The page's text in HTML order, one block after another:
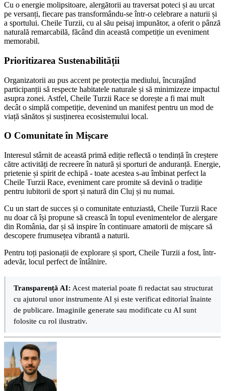
Cu o energie molipsitoare, alergătorii au traversat poteci și au urcat
pe versanți, fiecare pas transformându-se într-o celebrare a naturii și
a sportului. Cheile Turzii, cu al său peisaj impunător, a oferit o pânză
naturală remarcabilă, făcând din această competiție un eveniment
memorabil.
Prioritizarea Sustenabilității
Organizatorii au pus accent pe protecția mediului, încurajând
participanții să respecte habitatele naturale și să minimizeze impactul
asupra zonei. Astfel, Cheile Turzii Race se dorește a fi mai mult
decât o simplă competiție, devenind un manifest pentru un mod de
viață sănătos și susținerea ecosistemului local.
O Comunitate în Mișcare
Interesul stârnit de această primă ediție reflectă o tendință în creștere
către activități de recreere în natură și sporturi de anduranță. Energie,
prietenie și spirit de echipă - toate acestea s-au îmbinat perfect la
Cheile Turzii Race, eveniment care promite să devină o tradiție
pentru iubitorii de sport și natură din Cluj și nu numai.
Cu un start de succes și o comunitate entuziastă, Cheile Turzii Race
nu doar că își propune să crească în topul evenimentelor de alergare
din România, dar și să inspire în continuare amatorii de mișcare să
descopere frumusețea vibrantă a naturii.
Pentru toți pasionații de explorare și sport, Cheile Turzii a fost, într-
adevăr, locul perfect de întâlnire.
Transparență AI: Acest material poate fi redactat sau structurat
cu ajutorul unor instrumente AI și este verificat editorial înainte
de publicare. Imaginile generate sau modificate cu AI sunt
folosite cu rol ilustrativ.